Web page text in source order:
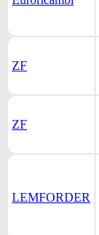
ZF
ZF
LEMFORDER